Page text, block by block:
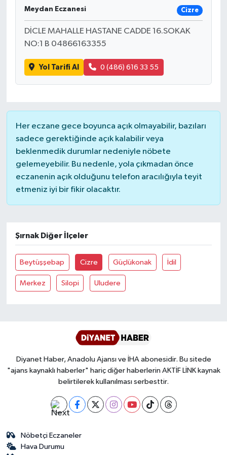
Meydan Eczanesi Cizre
DİCLE MAHALLE HASTANE CADDE 16.SOKAK
NO:1 B 04866163355
Yol Tarifi Al 0 (486) 616 33 55
Her eczane gece boyunca açık olmayabilir, bazıları
sadece gerektiğinde açık kalabilir veya
beklenmedik durumlar nedeniyle nöbete
gelemeyebilir. Bu nedenle, yola çıkmadan önce
eczanenin açık olduğunu telefon aracılığıyla teyit
etmeniz iyi bir fikir olacaktır.
Şırnak Diğer İlçeler
Beytüşşebap Cizre Güçlükonak İdil
Merkez Silopi Uludere
Diyanet Haber, Anadolu Ajansı ve İHA abonesidir. Bu sitede
"ajans kaynaklı haberler" hariç diğer haberlerin AKTİF LİNK kaynak
belirtilerek kullanılması serbesttir.
Nöbetçi Eczaneler
Hava Durumu
Artvin Müftülüğü
Aydın Müftülüğü
Bartın Müftülüğü
Batman Müftülüğü
Bayburt Müftülüğü
Bolu Müftülüğü
Bursa Müftülüğü
Çanakkale Müftülüğü
Çankırı Müftülüğü
Çorum Müftülüğü
Denizli Müftülüğü
Kurban
Mukabele
Sahabeler
Zekat
DİYANET AKADEMİ
DİYANET GENÇLİK
Dünya
Eğitim
Makaleler
Podcast
Bilim, Teknoloji
Biyografiler
Diyanet TV